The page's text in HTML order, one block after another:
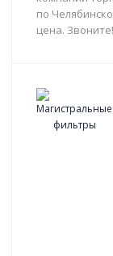
по
цена. Звоните!